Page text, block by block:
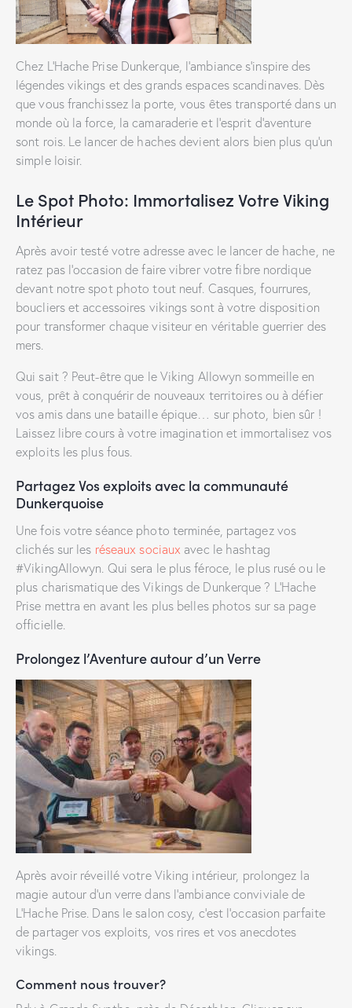
Chez L’Hache Prise Dunkerque, l’ambiance s’inspire des
légendes vikings et des grands espaces scandinaves. Dès
que vous franchissez la porte, vous êtes transporté dans un
monde où la force, la camaraderie et l’esprit d’aventure
sont rois. Le lancer de haches devient alors bien plus qu’un
simple loisir.
Le Spot Photo: Immortalisez Votre Viking
Intérieur
Après avoir testé votre adresse avec le lancer de hache, ne
ratez pas l’occasion de faire vibrer votre fibre nordique
devant notre spot photo tout neuf. Casques, fourrures,
boucliers et accessoires vikings sont à votre disposition
pour transformer chaque visiteur en véritable guerrier des
mers.
Qui sait ? Peut-être que le Viking Allowyn sommeille en
vous, prêt à conquérir de nouveaux territoires ou à défier
vos amis dans une bataille épique… sur photo, bien sûr !
Laissez libre cours à votre imagination et immortalisez vos
exploits les plus fous.
Partagez Vos exploits avec la communauté
Dunkerquoise
Une fois votre séance photo terminée, partagez vos
clichés sur les réseaux sociaux avec le hashtag
#VikingAllowyn. Qui sera le plus féroce, le plus rusé ou le
plus charismatique des Vikings de Dunkerque ? L’Hache
Prise mettra en avant les plus belles photos sur sa page
officielle.
Prolongez l’Aventure autour d’un Verre
Après avoir réveillé votre Viking intérieur, prolongez la
magie autour d’un verre dans l’ambiance conviviale de
L’Hache Prise. Dans le salon cosy, c’est l’occasion parfaite
de partager vos exploits, vos rires et vos anecdotes
vikings.
Comment nous trouver?